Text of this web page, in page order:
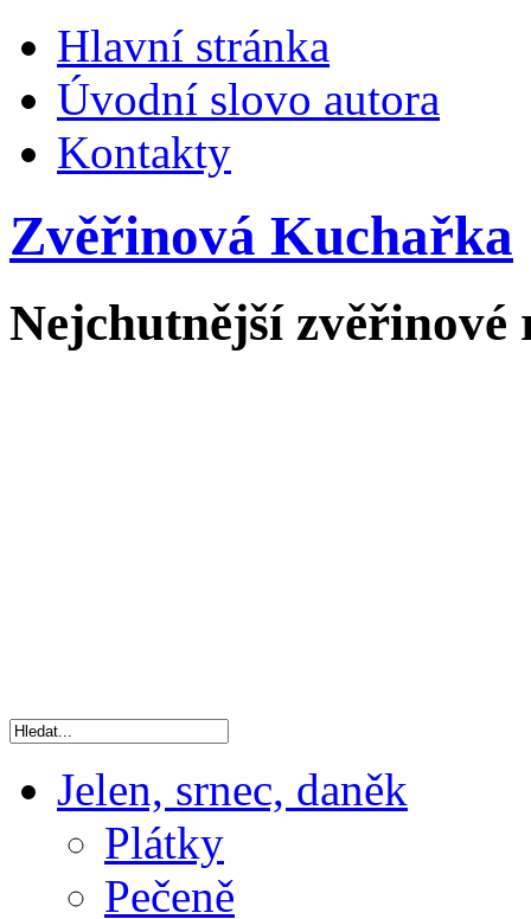
Hlavní stránka
Úvodní slovo autora
Kontakty
Zvěřinová Kuchařka
Nejchutnější zvěřinové
Jelen, srnec, daněk
Plátky
Pečeně